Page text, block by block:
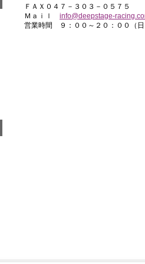
ＦＡＸ０４７－３０３－０５７５
Ｍａｉｌ info@deepstage-
営業時間 ９：００～２０：００（日